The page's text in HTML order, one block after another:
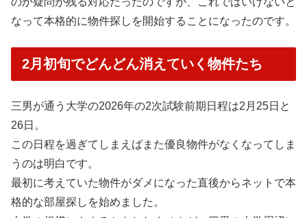
なって本格的に物件探しを開始することになったのです。
2月初旬でどんどん消えていく物件たち
三男が通う大学の2026年の2次試験前期日程は2月25日と
26日。
この日程を過ぎてしまえばまた優良物件がなくなってしま
うのは明白です。
最初に考えていた物件がダメになった直後からネットで本
格的な部屋探しを始めました。